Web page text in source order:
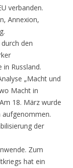
verbanden.
Annexion,
den
Russland.
„Macht und
Macht in
18. März wurde
aufgenommen.
der
Zum
hat ein